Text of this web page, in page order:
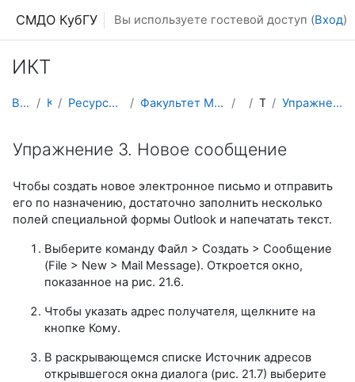
СМДО КубГУ Вы используете гостевой доступ (Вход)
ИКТ
В начало Курсы Ресурсы подразделений КубГУ Факультет Математики и компьютерных наук ИКТ Тема 1 Упражнение 3. Новое сообщение
Упражнение 3. Новое сообщение
Чтобы создать новое электронное письмо и отправить
его по назначению, достаточно заполнить несколько
полей специальной формы Outlook и напечатать текст.
Выберите команду Файл > Создать > Сообщение
(File > New > Mail Message). Откроется окно,
показанное на рис. 21.6.
Чтобы указать адрес получателя, щелкните на
кнопке Кому.
В раскрывающемся списке Источник адресов
открывшегося окна диалога (рис. 21.7) выберите